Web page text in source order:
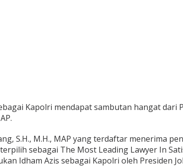
Kapolri mendapat sambutan hangat dari
S.H., M.H., MAP yang terdaftar menerima
sebagai The Most Leading Lawyer In
Idham Azis sebagai Kapolri oleh Presiden